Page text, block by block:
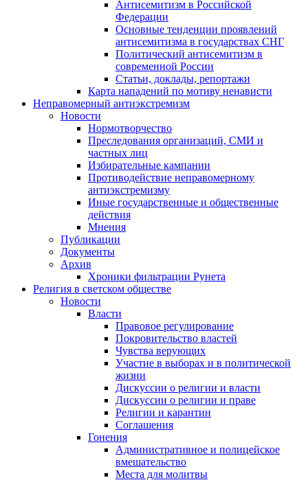
Антисемитизм в Российской
Федерации
Основные тенденции проявлений
антисемитизма в государствах СНГ
Политический антисемитизм в
современной России
Статьи, доклады, репортажи
Карта нападений по мотиву ненависти
Неправомерный антиэкстремизм
Новости
Нормотворчество
Преследования организаций, СМИ и
частных лиц
Избирательные кампании
Противодействие неправомерному
антиэкстремизму
Иные государственные и общественные
действия
Мнения
Публикации
Документы
Архив
Хроники фильтрации Рунета
Религия в светском обществе
Новости
Власти
Правовое регулирование
Покровительство властей
Чувства верующих
Участие в выборах и в политической
жизни
Дискуссии о религии и власти
Дискуссии о религии и праве
Религии и карантин
Соглашения
Гонения
Административное и полицейское
вмешательство
Места для молитвы